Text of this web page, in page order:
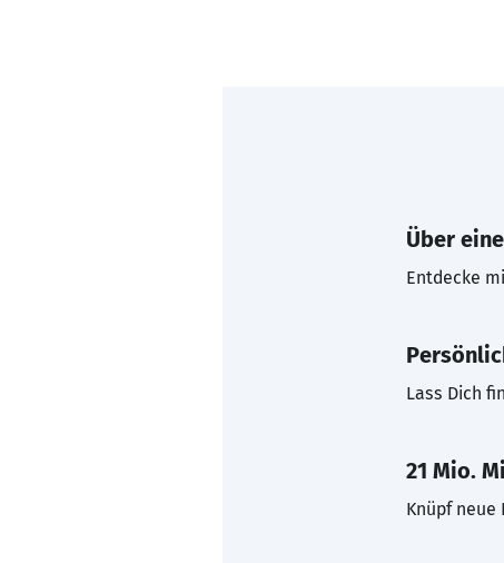
Über
Entdecke
Lass Dich
21 Mio.
Knüpf